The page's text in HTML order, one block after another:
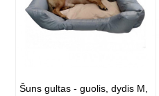
Šuns gultas - guolis, dydis M,